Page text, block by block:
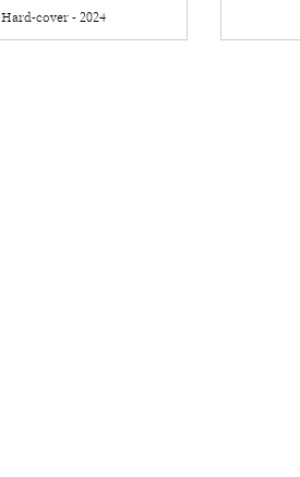
Hard-cover - 2024